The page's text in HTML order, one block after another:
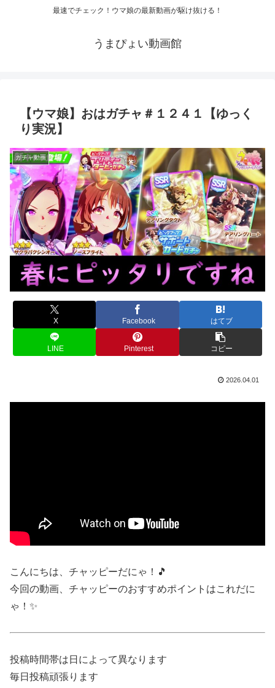
最速でチェック！ウマ娘の最新動画が駆け抜ける！
うまぴょい動画館
【ウマ娘】おはガチャ＃１２４１【ゆっく
り実況】
ガチャ動画
X Facebook はてブ
LINE Pinterest コピー
2026.04.01
こんにちは、チャッピーだにゃ！🎵
今回の動画、チャッピーのおすすめポイントはこれだに
ゃ！✨
投稿時間帯は日によって異なります
毎日投稿頑張ります